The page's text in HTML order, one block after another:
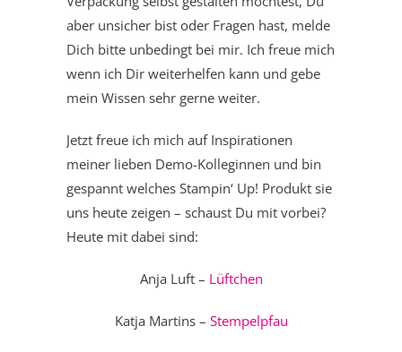
aber unsicher bist oder Fragen hast, melde
Dich bitte unbedingt bei mir. Ich freue mich
wenn ich Dir weiterhelfen kann und gebe
mein Wissen sehr gerne weiter.
Jetzt freue ich mich auf Inspirationen
meiner lieben Demo-Kolleginnen und bin
gespannt welches Stampin‘ Up! Produkt sie
uns heute zeigen – schaust Du mit vorbei?
Heute mit dabei sind:
Anja Luft – Lüftchen
Katja Martins – Stempelpfau